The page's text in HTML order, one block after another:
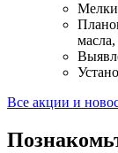
Все акции и